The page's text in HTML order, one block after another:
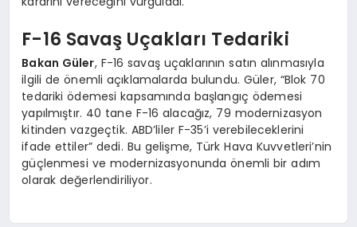
F-16 Savaş Uçakları Tedariki
Bakan Güler, F-16 savaş uçaklarının satın alınmasıyla
ilgili de önemli açıklamalarda bulundu. Güler, “Blok 70
tedariki ödemesi kapsamında başlangıç ödemesi
yapılmıştır. 40 tane F-16 alacağız, 79 modernizasyon
kitinden vazgeçtik. ABD’liler F-35’i verebileceklerini
ifade ettiler” dedi. Bu gelişme, Türk Hava Kuvvetleri’nin
güçlenmesi ve modernizasyonunda önemli bir adım
olarak değerlendiriliyor.